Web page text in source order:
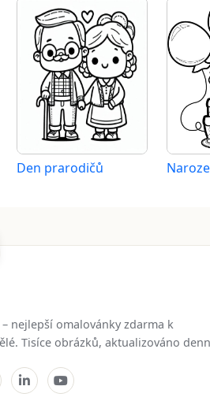
Den prarodičů
nejlepší omalovánky zdarma k
Tisíce obrázků, aktualizováno